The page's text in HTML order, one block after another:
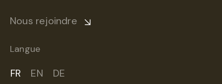
Nous rejoindre
Langue
FR EN DE